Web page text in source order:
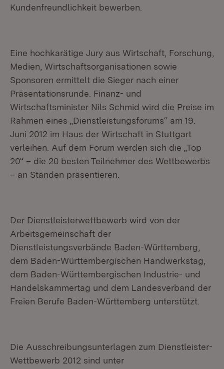
Kundenfreundlichkeit bewerben.
Eine hochkarätige Jury aus Wirtschaft, Forschung,
Medien, Wirtschaftsorganisationen sowie
Sponsoren ermittelt die Sieger nach einer
Präsentationsrunde. Finanz- und
Wirtschaftsminister Nils Schmid wird die Preise im
Rahmen eines „Dienstleistungsforums“ am 19.
Juni 2012 im Haus der Wirtschaft in Stuttgart
verleihen. Auf dem Forum werden sich die „Top
20“ – die 20 besten Teilnehmer des Wettbewerbs
– an Ständen präsentieren.
Der Dienstleisterwettbewerb wird von der
Arbeitsgemeinschaft der
Dienstleistungsverbände Baden-Württemberg,
dem Baden-Württembergischen Handwerkstag,
dem Baden-Württembergischen Industrie- und
Handelskammertag und dem Landesverband der
Freien Berufe Baden-Württemberg unterstützt.
Die Ausschreibungsunterlagen zum Dienstleister-
Wettbewerb 2012 sind unter